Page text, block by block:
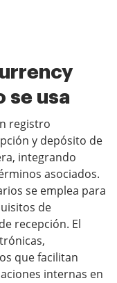
se usa
registro
y depósito de
integrando
asociados.
se emplea para
de
recepción. El
que facilitan
internas en